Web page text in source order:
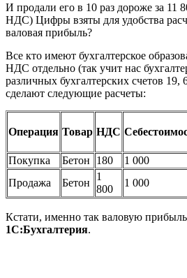
И продали его в 10 раз дороже за 11
НДС) Цифры взяты для удобства
валовая прибыль?
Все кто имеют бухгалтерское
НДС отдельно (так учит нас
различных бухгалтерских счетов 19,
сделают следующие расчеты:
Операция Товар НДС
Покупка
Бетон 180
1 000
Продажа
Бетон
1
800
1 000
Кстати, именно так валовую
1С:Бухгалтерия.